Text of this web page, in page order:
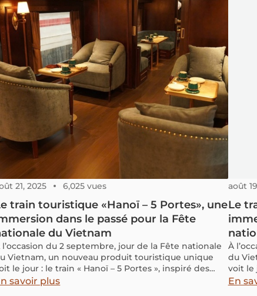
21, 2025 6,025 vues
train touristique «Hanoï – 5 Portes», une
dans le passé pour la Fête
du Vietnam
l’occasion du 2 septembre, jour de la Fête nationale
Vietnam, un nouveau produit touristique unique
le jour : le train « Hanoï – 5 Portes », inspiré des
de l’ancienne citadelle de Thăng Long. Les
savoir plus
août
Le
À
du
voit le
En